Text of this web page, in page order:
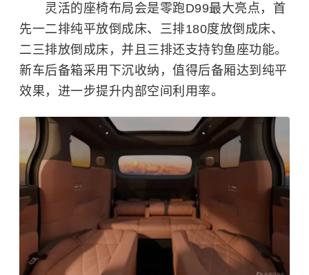
灵活的座椅布局会是零跑D99最大亮点，首
先一二排纯平放倒成床、三排180度放倒成床、
二三排放倒成床，并且三排还支持钓鱼座功能。
新车后备箱采用下沉收纳，值得后备厢达到纯平
效果，进一步提升内部空间利用率。